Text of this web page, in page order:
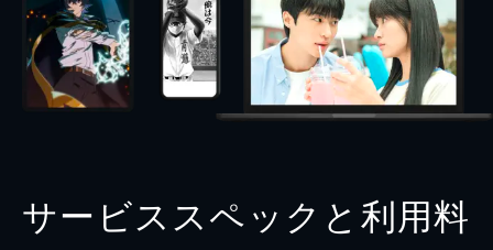
サービススペックと利用料